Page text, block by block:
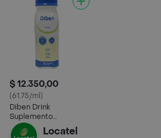
$ 12.350,00
(61.75/ml)
Diben Drink
Suplemento
Nutricional de Vainilla
Locatel